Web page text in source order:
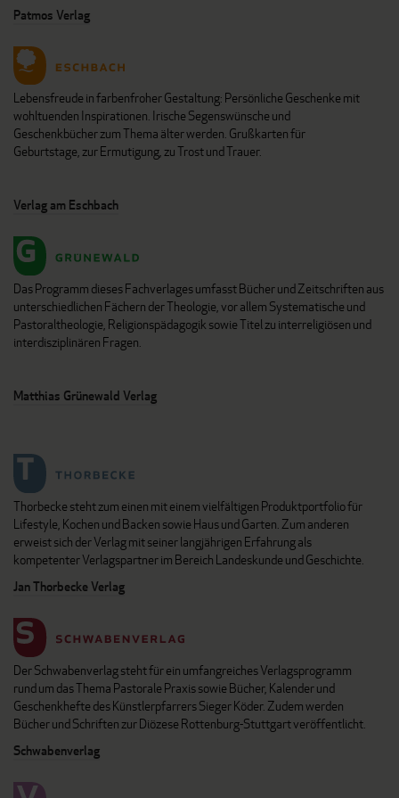
Patmos Verlag
Lebensfreude in farbenfroher Gestaltung: Persönliche Geschenke mit
wohltuenden Inspirationen. Irische Segenswünsche und
Geschenkbücher zum Thema älter werden. Grußkarten für
Geburtstage, zur Ermutigung, zu Trost und Trauer.
Verlag am Eschbach
Das Programm dieses Fachverlages umfasst Bücher und Zeitschriften aus
unterschiedlichen Fächern der Theologie, vor allem Systematische und
Pastoraltheologie, Religionspädagogik sowie Titel zu interreligiösen und
interdisziplinären Fragen.
Matthias Grünewald Verlag
Thorbecke steht zum einen mit einem vielfältigen Produktportfolio für
Lifestyle, Kochen und Backen sowie Haus und Garten. Zum anderen
erweist sich der Verlag mit seiner langjährigen Erfahrung als
kompetenter Verlagspartner im Bereich Landeskunde und Geschichte.
Jan Thorbecke Verlag
Der Schwabenverlag steht für ein umfangreiches Verlagsprogramm
rund um das Thema Pastorale Praxis sowie Bücher, Kalender und
Geschenkhefte des Künstlerpfarrers Sieger Köder. Zudem werden
Bücher und Schriften zur Diözese Rottenburg-Stuttgart veröffentlicht.
Schwabenverlag